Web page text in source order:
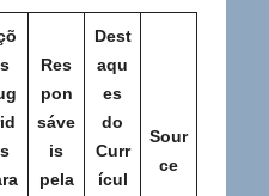
Res
pon
sáve
is
pela
Dest
aqu
es
do
Curr
ícul
Sour
ce